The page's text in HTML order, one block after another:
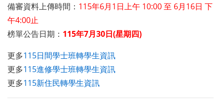
備審資料上傳時間： 115年6月1日上午 10:00 至 6月16日 下
午4:00止
榜單公告日期： 115年7月30日(星期四)
更多115日間學士班轉學生資訊
更多115進修學士班轉學生資訊
更多115新住民轉學生資訊